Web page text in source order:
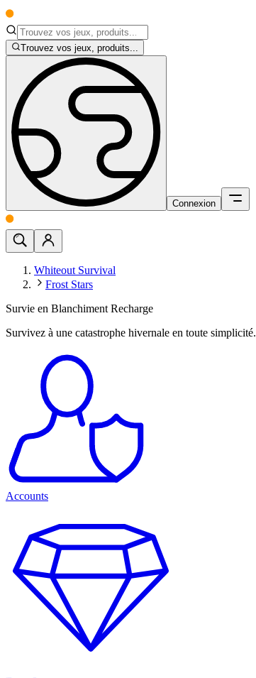
Trouvez vos jeux, produits...
Connexion
Whiteout Survival
Frost Stars
Survie en Blanchiment Recharge
Survivez à une catastrophe hivernale en toute simplicité.
Accounts